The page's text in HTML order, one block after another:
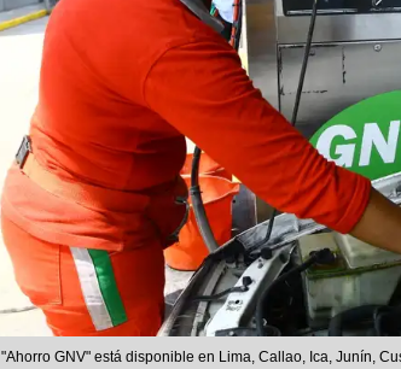
"Ahorro GNV" está disponible en Lima, Callao, Ica, Junín,